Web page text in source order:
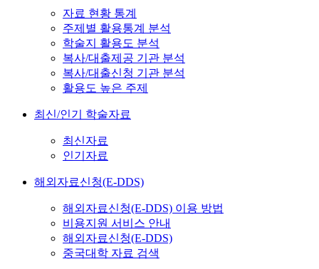
자료 현황 통계
주제별 활용통계 분석
학술지 활용도 분석
복사/대출제공 기관 분석
복사/대출신청 기관 분석
활용도 높은 주제
최신/인기 학술자료
최신자료
인기자료
해외자료신청(E-DDS)
해외자료신청(E-DDS) 이용 방법
비용지원 서비스 안내
해외자료신청(E-DDS)
중국대학 자료 검색